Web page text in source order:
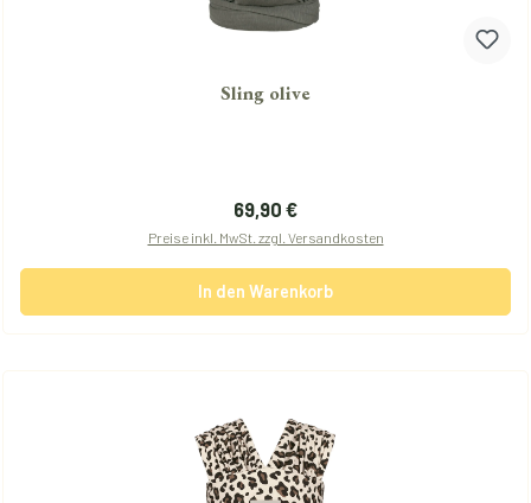
Sling olive
Regulärer Preis:
69,90 €
Preise inkl. MwSt. zzgl. Versandkosten
In den Warenkorb